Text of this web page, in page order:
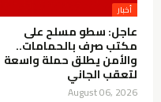
أخبار
عاجل: سطو مسلح على
مكتب صرف بالحمامات..
والأمن يطلق حملة واسعة
لتعقب الجاني
August 06, 2026